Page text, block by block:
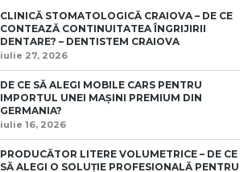
CLINICĂ STOMATOLOGICĂ CRAIOVA – DE CE
CONTEAZĂ CONTINUITATEA ÎNGRIJIRII
DENTARE? – DENTISTEM CRAIOVA
iulie 27, 2026
DE CE SĂ ALEGI MOBILE CARS PENTRU
IMPORTUL UNEI MAȘINI PREMIUM DIN
GERMANIA?
iulie 16, 2026
PRODUCĂTOR LITERE VOLUMETRICE – DE CE
SĂ ALEGI O SOLUȚIE PROFESIONALĂ PENTRU